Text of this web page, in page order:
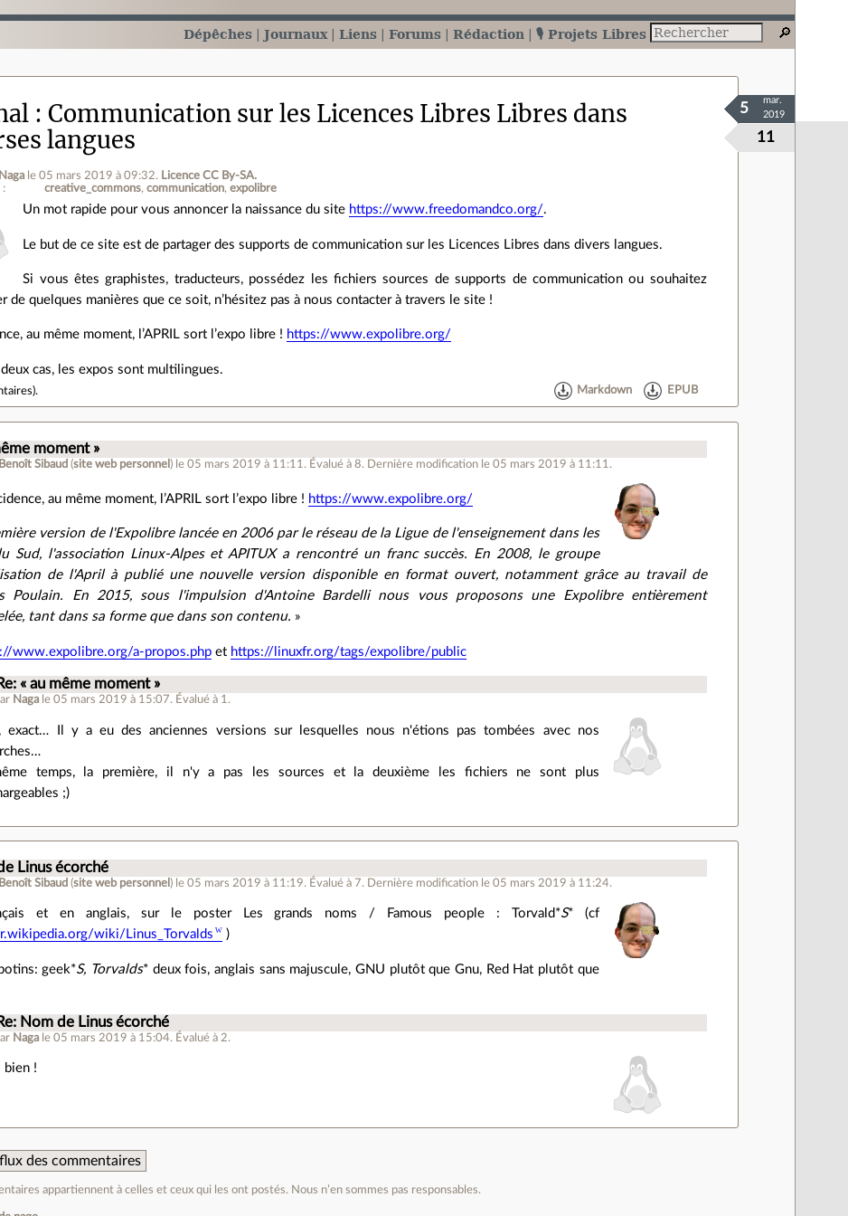
Dépêches Journaux Liens Forums Rédaction 🎙️ Projets Libres
Communication sur les Licences Libres Libres dans
langues
Naga le 05 mars 2019 à 09:32. Licence CC By‑SA.
:
creative_commons communication expolibre
11
5
mar.
2019
Un mot rapide pour vous annoncer la naissance du site https://www.freedomandco.org/.
Le but de ce site est de partager des supports de communication sur les Licences Libres dans divers langues.
Si vous êtes graphistes, traducteurs, possédez les fichiers sources de supports de communication ou souhaitez
de quelques manières que ce soit, n’hésitez pas à nous contacter à travers le site !
au même moment, l’APRIL sort l’expo libre ! https://www.expolibre.org/
cas, les expos sont multilingues.
). Markdown EPUB
moment »
Benoît Sibaud (site web personnel ) le 05 mars 2019 à 11:11 . Évalué à8. Dernière modification le 05 mars 2019 à 11:11.
au même moment, l’APRIL sort l’expo libre ! https://www.expolibre.org/
version de l'Expolibre lancée en 2006 par le réseau de la Ligue de l'enseignement dans les
Sud, l'association Linux-Alpes et APITUX a rencontré un franc succès. En 2008, le groupe
de l'April à publié une nouvelle version disponible en format ouvert, notamment grâce au travail de
Poulain. En 2015, sous l'impulsion d'Antoine Bardelli nous vous proposons une Expolibre entièrement
tant dans sa forme que dans son contenu. »
www.expolibre.org/a-propos.php et https://linuxfr.org/tags/expolibre/public
« au même moment »
Naga le 05 mars 2019 à 15:07. Évalué à 1 .
exact… Il y a eu des anciennes versions sur lesquelles nous n'étions pas tombées avec nos
temps, la première, il n'y a pas les sources et la deuxième les fichiers ne sont plus
;)
Linus écorché
Benoît Sibaud (site web personnel ) le 05 mars 2019 à 11:19. Évalué à7. Dernière modification le 05 mars 2019 à 11:24.
et en anglais, sur le poster Les grands noms / Famous people : Torvald*S* (cf
wiki/Linus_Torvalds
)
geek*S, Torvalds* deux fois, anglais sans majuscule, GNU plutôt que Gnu, Red Hat plutôt que
Nom de Linus écorché
Naga le 05 mars 2019 à 15:04. Évalué à 2.
bien !
des commentaires
appartiennent à celles et ceux qui les ont postés. Nous n’en sommes pas responsables.